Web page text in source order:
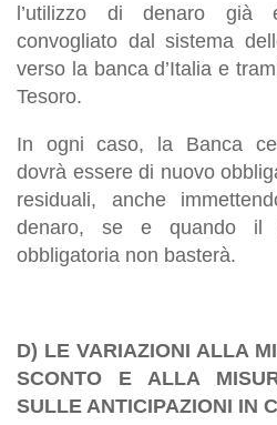
l’utilizzo di denaro già
convogliato dal sistema
verso la banca d’Italia e
Tesoro.
In ogni caso, la Banca
dovrà essere di nuovo
residuali, anche
denaro, se e quando il
obbligatoria non basterà.
D) LE VARIAZIONI ALLA
SCONTO E ALLA
SULLE ANTICIPAZIONI IN